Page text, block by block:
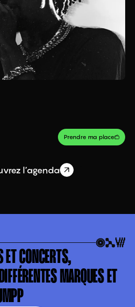
Prendre ma place
l’agenda
ET CONCERTS,
MARQUES ET